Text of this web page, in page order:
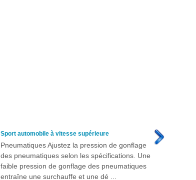
Sport automobile à vitesse supérieure
Pneumatiques Ajustez la pression de gonflage
des pneumatiques selon les spécifications. Une
faible pression de gonflage des pneumatiques
entraîne une surchauffe et une dé ...